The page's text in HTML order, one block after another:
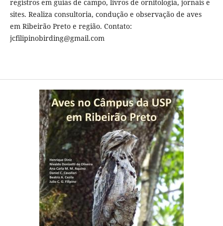
registros em guias de campo, livros de ornitologia, jornais e
sites. Realiza consultoria, condução e observação de aves
em Ribeirão Preto e região. Contato:
jcfilipinobirding@gmail.com